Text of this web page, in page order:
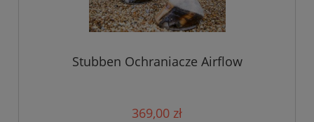
Stubben Ochraniacze Airflow
369,00 zł